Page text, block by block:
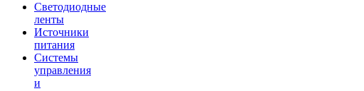
Светодиодные
ленты
Источники
питания
Системы
управления
и